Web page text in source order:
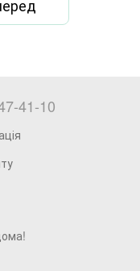
41-10